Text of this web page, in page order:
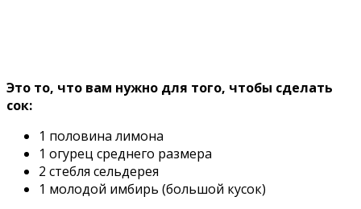
Это то, что вам нужно для того, чтобы сделать
сок:
1 половина лимона
1 огурец среднего размера
2 стебля сельдерея
1 молодой имбирь (большой кусок)